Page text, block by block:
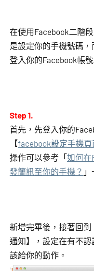
在使用Facebook二階
是設定你的手機號碼
登入你的Facebook帳號
Step 1.
首先，先登入你的
【facebook設定手機頁
操作可以參考「如何在
發簡訊至你的手機？ 」
新增完畢後，接著回到
通知】，設定在有不
該給你的動作。